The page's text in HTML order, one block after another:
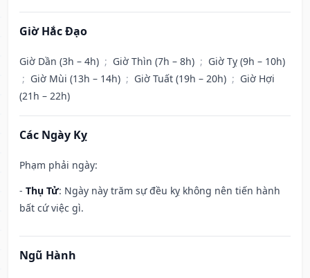
Giờ Hắc Đạo
Giờ Dần (3h – 4h) ; Giờ Thìn (7h – 8h) ; Giờ Tỵ (9h – 10h)
; Giờ Mùi (13h – 14h) ; Giờ Tuất (19h – 20h) ; Giờ Hợi
(21h – 22h)
Các Ngày Kỵ
Phạm phải ngày:
- Thụ Tử: Ngày này trăm sự đều kỵ không nên tiến hành
bất cứ việc gì.
Ngũ Hành